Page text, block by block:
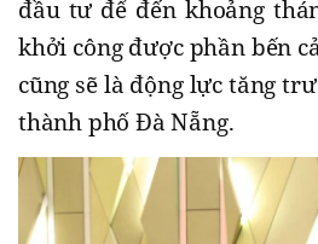
đầu tư để đến khoảng
khởi công được phần bến
cũng sẽ là động lực tăng
thành phố Đà Nẵng.